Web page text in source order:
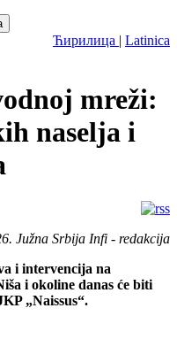
Ћирилица | Latinica
mreži:
naselja i
Južna Srbija Infi - redakcija
i intervencija na
i okoline danas će biti
„Naissus“.